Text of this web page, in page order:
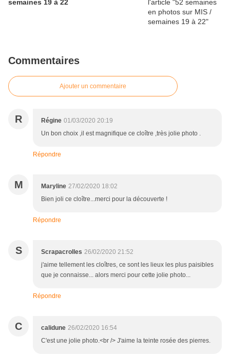
semaines 19 à 22
Commentaires
Ajouter un commentaire
R Régine 01/03/2020 20:19
Un bon choix ,il est magnifique ce cloître ,très jolie photo .
Répondre
M Maryline 27/02/2020 18:02
Bien joli ce cloître...merci pour la découverte !
Répondre
S Scrapacrolles 26/02/2020 21:52
j'aime tellement les cloîtres, ce sont les lieux les plus paisibles
que je connaisse... alors merci pour cette jolie photo...
Répondre
C calidune 26/02/2020 16:54
C'est une jolie photo.<br /> J'aime la teinte rosée des pierres.